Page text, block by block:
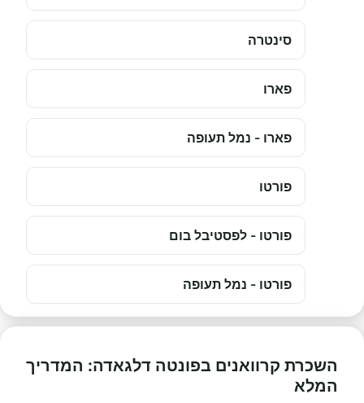
סינטרה
פארו
פארו - נמל תעופה
פורטו
פורטו - לפסטיבל בום
פורטו - נמל תעופה
השכרת קרוואנים בפונטה דלגאדה: המדריך
המלא